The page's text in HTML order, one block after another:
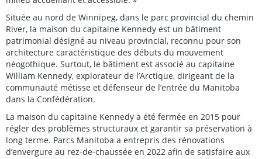
Située au nord de Winnipeg, dans le parc provincial du chemin
River, la maison du capitaine Kennedy est un bâtiment
patrimonial désigné au niveau provincial, reconnu pour son
architecture caractéristique des débuts du mouvement
néogothique. Surtout, le bâtiment est associé au capitaine
William Kennedy, explorateur de l’Arctique, dirigeant de la
communauté métisse et défenseur de l’entrée du Manitoba
dans la Confédération.
La maison du capitaine Kennedy a été fermée en 2015 pour
régler des problèmes structuraux et garantir sa préservation à
long terme. Parcs Manitoba a entrepris des rénovations
d’envergure au rez-de-chaussée en 2022 afin de satisfaire aux